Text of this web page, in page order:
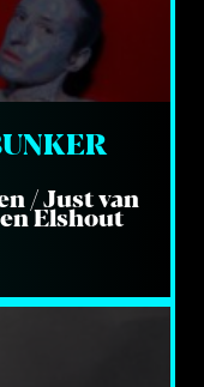
/ Just van
Elshout